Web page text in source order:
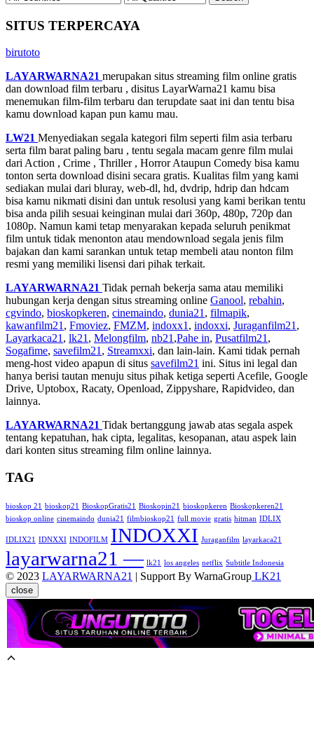
SITUS TERPERCAYA
birutoto
LAYARWARNA21 merupakan situs streaming film online gratis
dan download film terbaru , disitus LayarWarna21 kamu bisa
menemukan film-film terbaru dan terupdate saat ini dan tentu bisa
kamu download kapan pun kamu mau.
LW21 Menyediakan segala kategori film seperti film asia terbaru
serta film barat paling baru , tentu segala macam genre film mulai
dari Action , Crime , Thriller , Horror Ataupun Comedy bisa kamu
tonton serta download disini secara gratis. Kualitas film yang kami
sediakan mulai dari bluray, web-dl, hd, dvdrip, hdrip dan hdcam
bisa kamu nikmati disini dan untuk resolusi yang kami berikan tentu
bisa anda pilih sesuai keinginan mulai dari 360p, 480p, 720p dan
1080p. Namun kami tetap menyarakan kepada seluruh penikmat
film untuk tidak menonton atau mendownload segala jenis film
bajakan dan kami sarankan untuk tetap membeli atau nonton film
resmi yang memiliki lisensi dari pihak terkait.
LAYARWARNA21 Tidak pernah bekerja sama atau memiliki
hubungan kerja dengan situs streaming online Ganool, rebahin,
cgvindo, bioskopkeren, cinemaindo, dunia21 , filmapik,
kawanfilm21 , Fmoviez, FMZM, indoxx1 , indoxxi, Juraganfilm21 ,
Layarkaca21 , lk21 , Melongfilm, nb21 ,Pahe in, Pusatfilm21 ,
Sogafime, savefilm21 , Streamxxi, dan lain-lain. Kami tidak pernah
meng-host video apapun di situs savefilm21 ini. Situs ini legal dan
hanya berisi tautan menuju situs pihak ketiga seperti Acefile, Google
Drive, Uptobox, Racaty, Openload, Zippyshare, Rapidvideo, dan
lainnya.
LAYARWARNA21 Tidak bertanggung jawab atas segala aspek
tentang kepatuhan, hak cipta, legalitas, kesopanan, atau aspek lain
dari konten situs streaming film online lainnya.
TAG
bioskop 21 bioskop21 BioskopGratis21 Bioskopin21 bioskopkeren Bioskopkeren21
bioskop online cinemaindo dunia21 filmbioskop21 full movie gratis hitman IDLIX
IDLIX21 IDNXXI INDOFILM INDOXXI Juraganfilm layarkaca21
layarwarna21 — lk21 los angeles netflix Subtitle Indonesia
© 2023 LAYARWARNA21 | Support By WarnaGroup LK21
close